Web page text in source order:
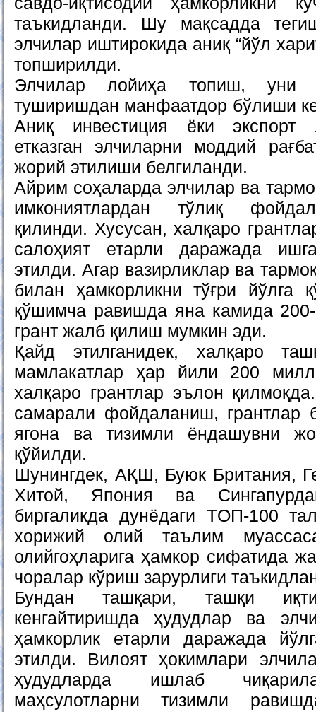
таъкидланди. Шу мақсадда
элчилар иштирокида аниқ “йўл
топширилди.
Элчилар лойиҳа топиш, уни
туширишдан манфаатдор бўлиши
Аниқ инвестиция ёки экспорт
етказган элчиларни моддий
жорий этилиши белгиланди.
Айрим соҳаларда элчилар ва
имкониятлардан тўлиқ
қилинди. Хусусан, халқаро
салоҳият етарли даражада
этилди. Агар вазирликлар ва
билан ҳамкорликни тўғри йўлга
қўшимча равишда яна камида
грант жалб қилиш мумкин эди.
Қайд этилганидек, халқаро
мамлакатлар ҳар йили 200
халқаро грантлар эълон
самарали фойдаланиш, грантлар
ягона ва тизимли ёндашувни
қўйилди.
Шунингдек, АҚШ, Буюк Британия,
Хитой, Япония ва
биргаликда дунёдаги TOП-100
хорижий олий таълим
олийгоҳларига ҳамкор сифатида
чоралар кўриш зарурлиги
Бундан ташқари, ташқи
кенгайтиришда ҳудудлар ва
ҳамкорлик етарли даражада
этилди. Вилоят ҳокимлари
ҳудудларда ишлаб
маҳсулотларни тизимли